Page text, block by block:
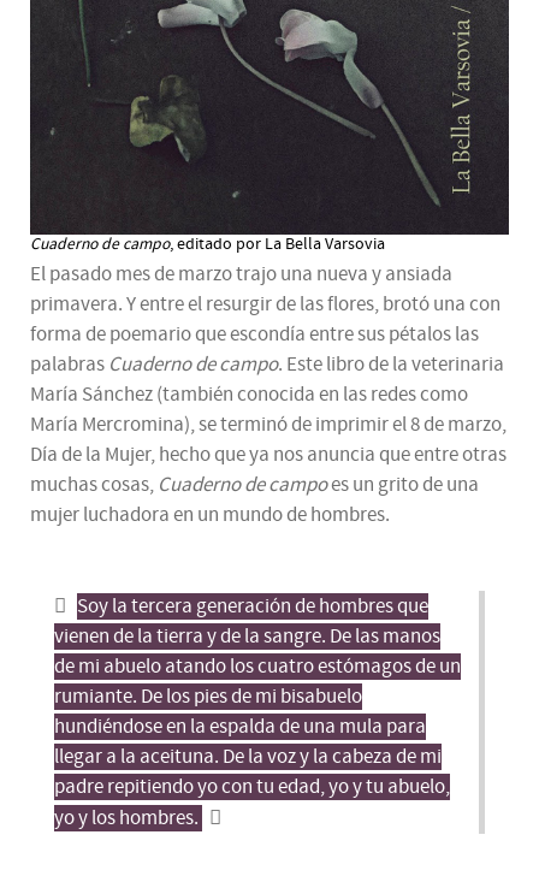
Cuaderno de campo, editado por La Bella Varsovia
El pasado mes de marzo trajo una nueva y ansiada
primavera. Y entre el resurgir de las flores, brotó una con
forma de poemario que escondía entre sus pétalos las
palabras Cuaderno de campo. Este libro de la veterinaria
María Sánchez (también conocida en las redes como
María Mercromina), se terminó de imprimir el 8 de marzo,
Día de la Mujer, hecho que ya nos anuncia que entre otras
muchas cosas, Cuaderno de campoes un grito de una
mujer luchadora en un mundo de hombres.
Soy la tercera generación de hombres que
vienen de la tierra y de la sangre. De las manos
de mi abuelo atando los cuatro estómagos de un
rumiante. De los pies de mi bisabuelo
hundiéndose en la espalda de una mula para
llegar a la aceituna. De la voz y la cabeza de mi
padre repitiendo yo con tu edad, yo y tu abuelo,
yo y los hombres.